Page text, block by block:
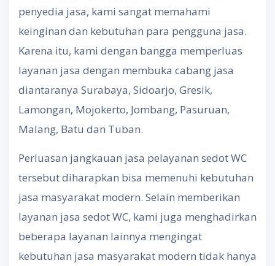
penyedia jasa, kami sangat memahami
keinginan dan kebutuhan para pengguna jasa.
Karena itu, kami dengan bangga memperluas
layanan jasa dengan membuka cabang jasa
diantaranya Surabaya, Sidoarjo, Gresik,
Lamongan, Mojokerto, Jombang, Pasuruan,
Malang, Batu dan Tuban.
Perluasan jangkauan jasa pelayanan sedot WC
tersebut diharapkan bisa memenuhi kebutuhan
jasa masyarakat modern. Selain memberikan
layanan jasa sedot WC, kami juga menghadirkan
beberapa layanan lainnya mengingat
kebutuhan jasa masyarakat modern tidak hanya